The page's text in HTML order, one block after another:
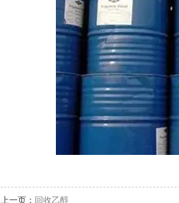
上一页： 回收乙醇